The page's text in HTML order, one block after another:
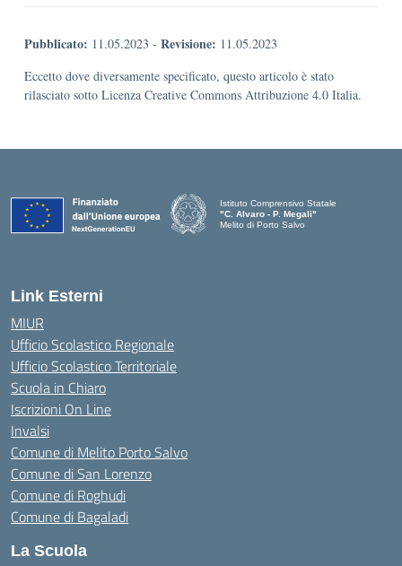
Pubblicato: 11.05.2023 - Revisione: 11.05.2023
Eccetto dove diversamente specificato, questo articolo è stato
rilasciato sotto Licenza Creative Commons Attribuzione 4.0 Italia.
Istituto Comprensivo Statale
"C. Alvaro - P. Megali"
Melito di Porto Salvo
Link Esterni
MIUR
Ufficio Scolastico Regionale
Ufficio Scolastico Territoriale
Scuola in Chiaro
Iscrizioni On Line
Invalsi
Comune di Melito Porto Salvo
Comune di San Lorenzo
Comune di Roghudi
Comune di Bagaladi
La Scuola